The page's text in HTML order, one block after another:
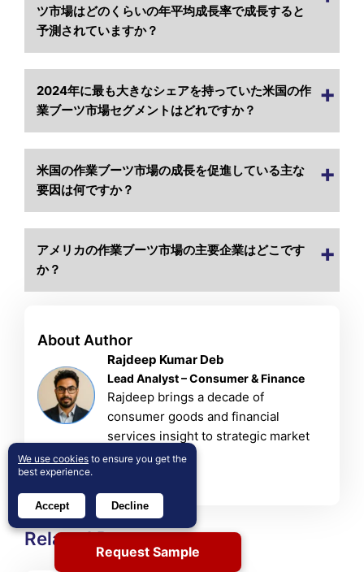
ツ市場はどのくらいの年平均成長率で成長すると
予測されていますか？
2024年に最も大きなシェアを持っていた米国の作
業ブーツ市場セグメントはどれですか？
米国の作業ブーツ市場の成長を促進している主な
要因は何ですか？
アメリカの作業ブーツ市場の主要企業はどこです
か？
About Author
Rajdeep Kumar Deb
Lead Analyst – Consumer & Finance
Rajdeep brings a decade of
consumer goods and financial
services insight to strategic market
analysis.
Related Reports
Request Sample
We use cookies to ensure you get the
best experience.
Accept Decline